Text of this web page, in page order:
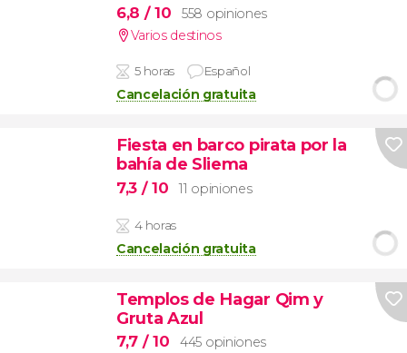
6,8 / 10
558 opiniones
Varios destinos
5 horas Español
Cancelación gratuita
Fiesta en barco pirata por la
bahía de Sliema
7,3 / 10 11 opiniones
4 horas
Cancelación gratuita
Templos de Hagar Qim y
Gruta Azul
7,7 / 10
445 opiniones